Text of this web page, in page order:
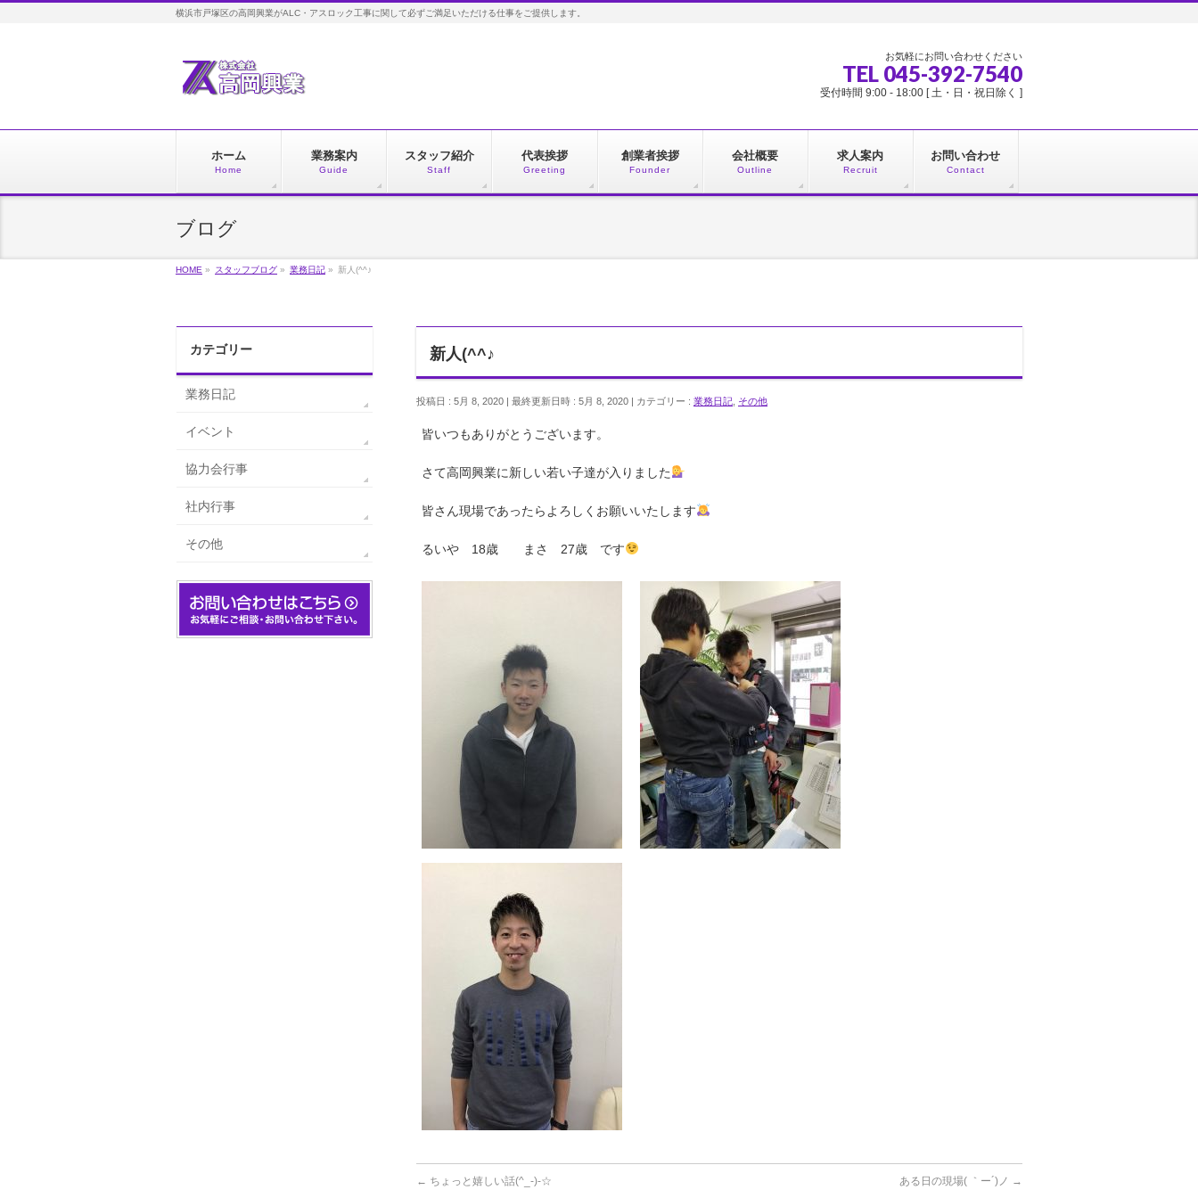
横浜市戸塚区の高岡興業がALC・アスロック工事に関して必ずご満足いただける仕事をご提供します。
お気軽にお問い合わせください
TEL 045-392-7540
受付時間 9:00 - 18:00 [ 土・日・祝日除く ]
ホーム
Home
業務案内
Guide
スタッフ紹介
Staff
代表挨拶
Greeting
創業者挨拶
Founder
会社概要
Outline
求人案内
Recruit
お問い合わせ
Contact
ブログ
HOME » スタッフブログ » 業務日記 » 新人(^^♪
新人(^^♪
投稿日 : 5月 8, 2020 最終更新日時 : 5月 8, 2020 カテゴリー : 業務日記 その他
皆いつもありがとうございます。
さて高岡興業に新しい若い子達が入りました
皆さん現場であったらよろしくお願いいたします
るいや 18歳 まさ 27歳 です
← ちょっと嬉しい話(^_-)-☆ ある日の現場( ｀ー´)ノ →
カテゴリー
業務日記
イベント
協力会行事
社内行事
その他